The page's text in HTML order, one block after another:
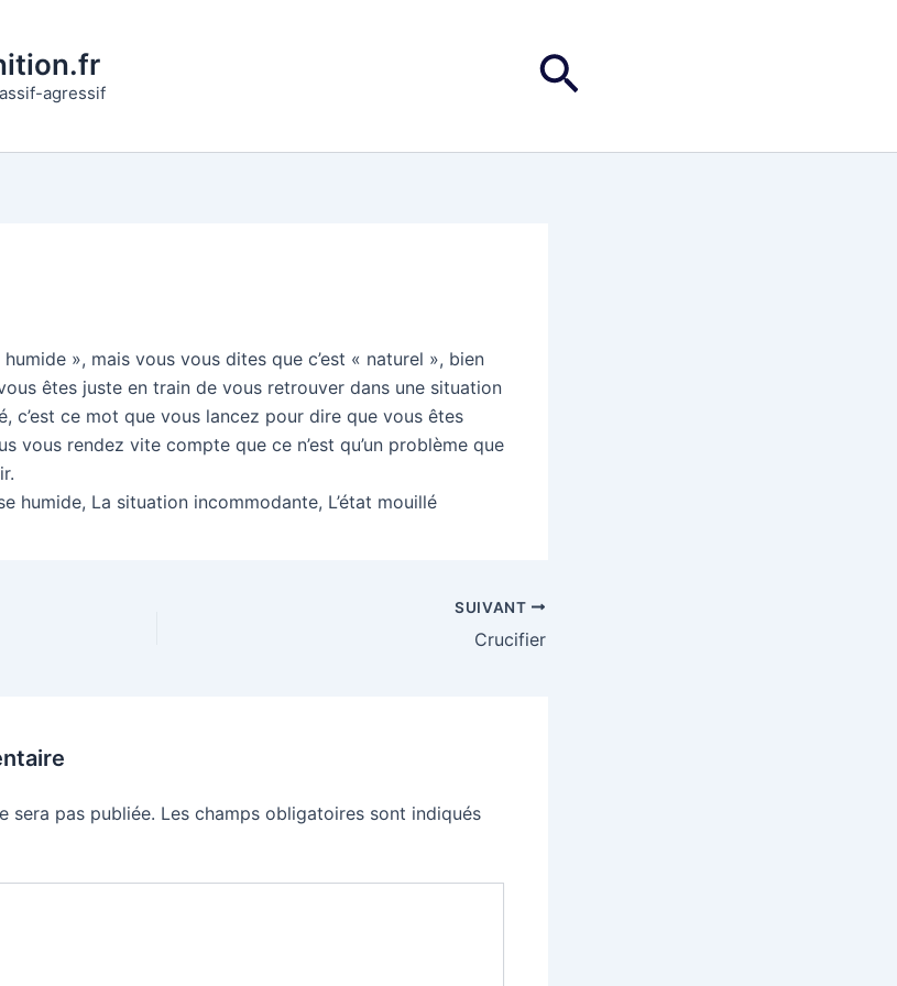
agressif Rechercher
», mais vous vous dites que c’est « naturel », bien
êtes juste en train de vous retrouver dans une situation
c’est ce mot que vous lancez pour dire que vous êtes
vous rendez vite compte que ce n’est qu’un problème que
humide, La situation incommodante, L’état mouillé
SUIVANT
Crucifier
sera pas publiée. Les champs obligatoires sont indiqués